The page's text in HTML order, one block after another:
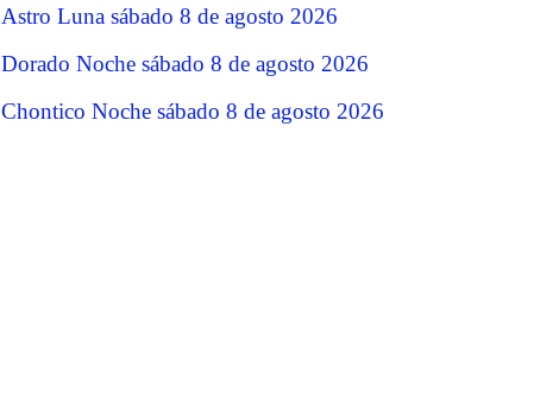
Astro Luna sábado 8 de agosto 2026
Dorado Noche sábado 8 de agosto 2026
Chontico Noche sábado 8 de agosto 2026